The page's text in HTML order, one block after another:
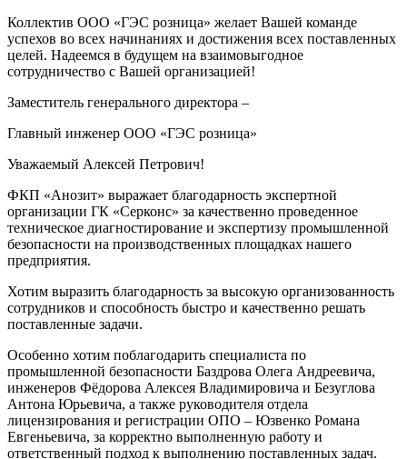
Коллектив ООО «ГЭС розница» желает Вашей команде
успехов во всех начинаниях и достижения всех поставленных
целей. Надеемся в будущем на взаимовыгодное
сотрудничество с Вашей организацией!
Заместитель генерального директора –
Главный инженер ООО «ГЭС розница»
Уважаемый Алексей Петрович!
ФКП «Анозит» выражает благодарность экспертной
организации ГК «Серконс» за качественно проведенное
техническое диагностирование и экспертизу промышленной
безопасности на производственных площадках нашего
предприятия.
Хотим выразить благодарность за высокую организованность
сотрудников и способность быстро и качественно решать
поставленные задачи.
Особенно хотим поблагодарить специалиста по
промышленной безопасности Баздрова Олега Андреевича,
инженеров Фёдорова Алексея Владимировича и Безуглова
Антона Юрьевича, а также руководителя отдела
лицензирования и регистрации ОПО – Юзвенко Романа
Евгеньевича, за корректно выполненную работу и
ответственный подход к выполнению поставленных задач.